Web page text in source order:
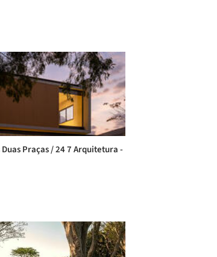
Praças / 24 7 Arquitetura -